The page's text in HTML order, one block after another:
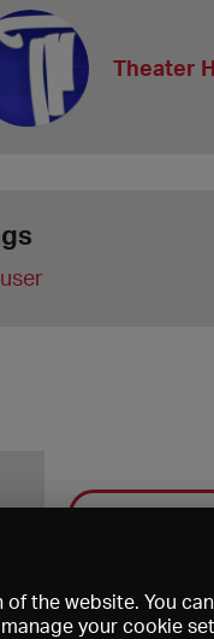
Theater
Save
the website. You
your cookie